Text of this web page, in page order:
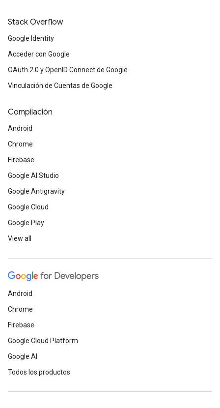
Stack Overflow
Google Identity
Acceder con Google
OAuth 2.0 y OpenID Connect de Google
Vinculación de Cuentas de Google
Compilación
Android
Chrome
Firebase
Google AI Studio
Google Antigravity
Google Cloud
Google Play
View all
Android
Chrome
Firebase
Google Cloud Platform
Google AI
Todos los productos